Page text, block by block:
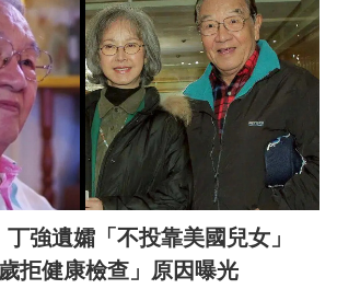
丁強遺孀「不投靠美國兒女」
拒健康檢查」原因曝光